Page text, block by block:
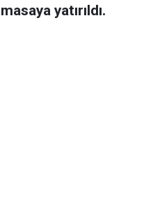
masaya yatırıldı.